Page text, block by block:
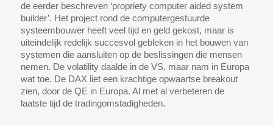
de eerder beschreven ‘propriety computer aided system
builder’. Het project rond de computergestuurde
systeembouwer heeft veel tijd en geld gekost, maar is
uiteindelijk redelijk succesvol gebleken in het bouwen van
systemen die aansluiten op de beslissingen die mensen
nemen. De volatility daalde in de VS, maar nam in Europa
wat toe. De DAX liet een krachtige opwaartse breakout
zien, door de QE in Europa. Al met al verbeteren de
laatste tijd de tradingomstadigheden.